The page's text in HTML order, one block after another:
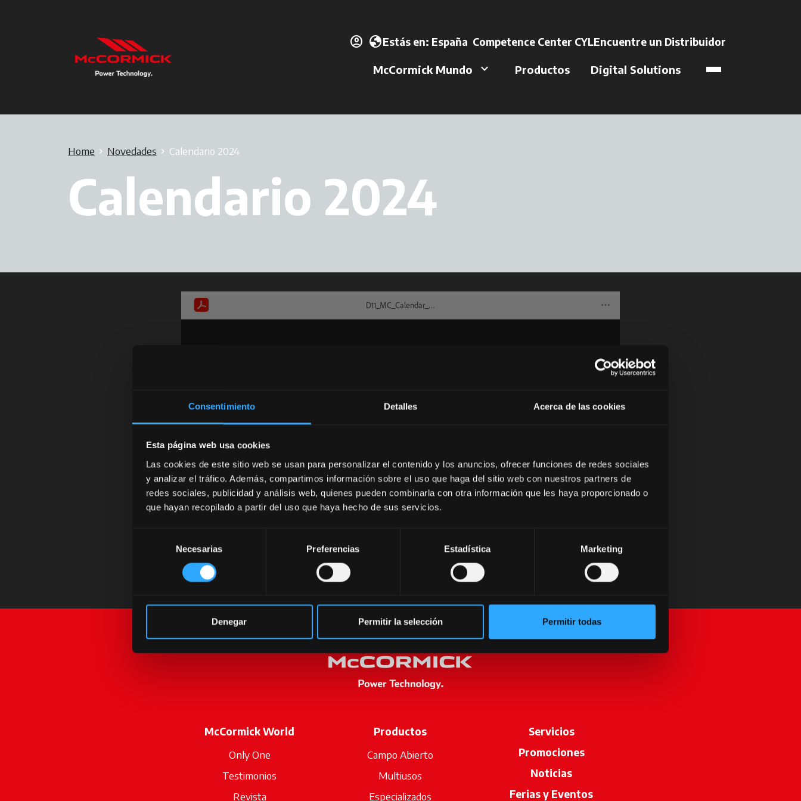
Consentimiento Detalles Acerca de las cookies
Esta página web usa cookies
Las cookies de este sitio web se usan para personalizar el contenido y los anuncios, ofrecer funciones de redes sociales
y analizar el tráfico. Además, compartimos información sobre el uso que haga del sitio web con nuestros partners de
redes sociales, publicidad y análisis web, quienes pueden combinarla con otra información que les haya proporcionado o
que hayan recopilado a partir del uso que haya hecho de sus servicios.
consentimiento
Necesarias Preferencias Estadística Marketing
Denegar Permitir la selección Permitir todas
account_circle se abre en una pestaña nueva
globeEstás en: España Competence Center CYLEncuentre un Distribuidor
McCormick Mundo keyboard_arrow_down Productos Digital Solutions
Home Novedades Calendario 2024
Calendario 2024
McCormick World
Only One
Testimonios
Revista
Productos
Campo Abierto
Multiusos
Especializados
Servicios
Promociones
Noticias
Ferias y Eventos